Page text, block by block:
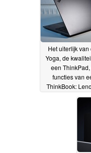
Het uiterlijk van
Yoga, de
een
functies van
ThinkBook:
ThinkPad